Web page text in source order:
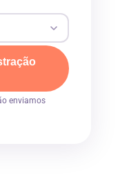
enviamos